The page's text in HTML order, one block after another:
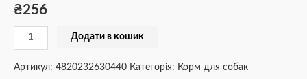
₴256
Додати в кошик
Артикул: 4820232630440 Категорія: Корм для собак